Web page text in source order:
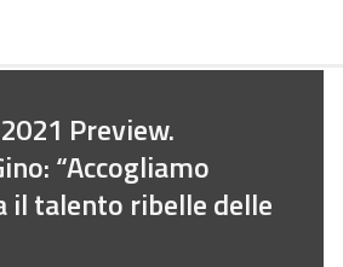
Preview.
“Accogliamo
il talento ribelle delle